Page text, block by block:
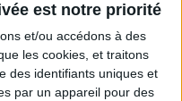
est notre priorité
et/ou accédons à des
les cookies, et traitons
des identifiants uniques et
par un appareil pour des
DE SE TARTINER